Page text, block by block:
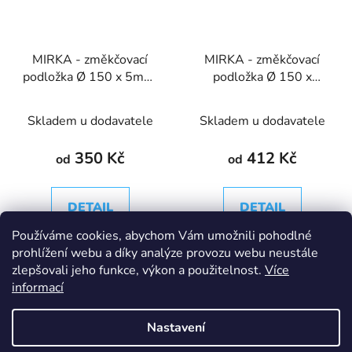
Používáme cookies, abychom Vám umožnili pohodlné
prohlížení webu a díky analýze provozu webu neustále
zlepšovali jeho funkce, výkon a použitelnost. Více
informací
Nastavení
MIRKA - změkčovací
podložka Ø 150 x 5mm,
Skladem u dodavatele
od 350 Kč
DETAIL
1 ks 5 ks
MIRKA - změkčovací
podložka Ø 150 x
Skladem u dodavatele
od 412 Kč
DETAIL
1 ks 5 ks
O
položek celkem